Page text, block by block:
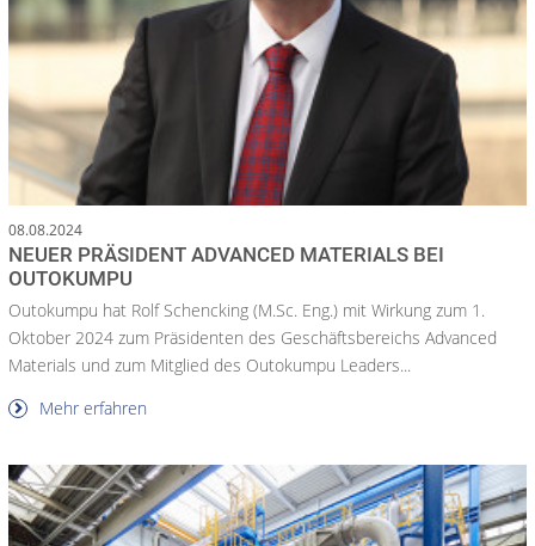
08.08.2024
NEUER PRÄSIDENT ADVANCED MATERIALS BEI
OUTOKUMPU
Outokumpu hat Rolf Schencking (M.Sc. Eng.) mit Wirkung zum 1.
Oktober 2024 zum Präsidenten des Geschäftsbereichs Advanced
Materials und zum Mitglied des Outokumpu Leaders...
Mehr erfahren